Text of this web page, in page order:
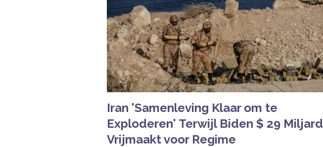
Iran 'Samenleving Klaar om te
Exploderen' Terwijl Biden $ 29 Miljard
Vrijmaakt voor Regime